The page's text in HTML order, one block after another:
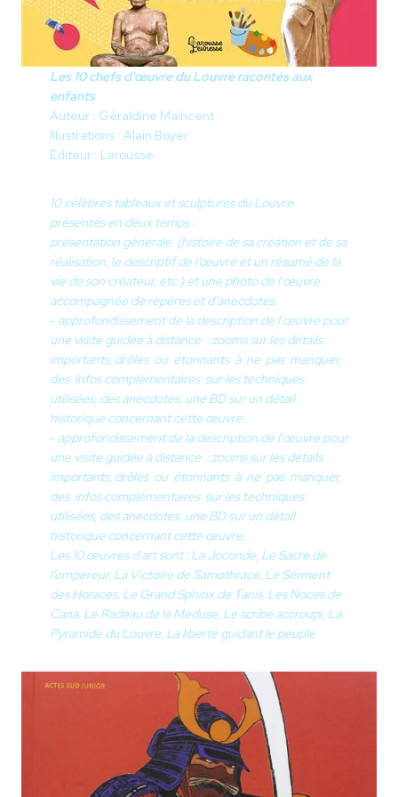
Les 10 chefs d'œuvre du Louvre racontés aux
enfants
Auteur : Géraldine Maincent
Illustrations : Alain Boyer
Éditeur : Larousse
10 célèbres tableaux et sculptures du Louvre
présentés en deux temps :
présentation générale (histoire de sa création et de sa
réalisation, le descriptif de l’œuvre et un résumé de la
vie de son créateur, etc.) et une photo de l'œuvre
accompagnée de repères et d’anecdotes.
- approfondissement de la description de l'œuvre pour
une visite guidée à distance : zooms sur les détails
importants, drôles ou étonnants à ne pas manquer,
des infos complémentaires sur les techniques
utilisées, des anecdotes, une BD sur un détail
historique concernant cette œuvre.
- approfondissement de la description de l'œuvre pour
une visite guidée à distance : zooms sur les détails
importants, drôles ou étonnants à ne pas manquer,
des infos complémentaires sur les techniques
utilisées, des anecdotes, une BD sur un détail
historique concernant cette œuvre.
Les 10 œuvres d'art sont : La Joconde, Le Sacre de
l’empereur, La Victoire de Samothrace, Le Serment
des Horaces, Le Grand Sphinx de Tanis, Les Noces de
Cana, Le Radeau de la Méduse, Le scribe accroupi, La
Pyramide du Louvre, La liberté guidant le peuple